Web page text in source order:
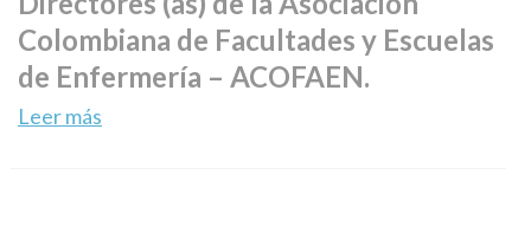
Colombiana de Facultades y Escuelas
de Enfermería – ACOFAEN.
Leer más